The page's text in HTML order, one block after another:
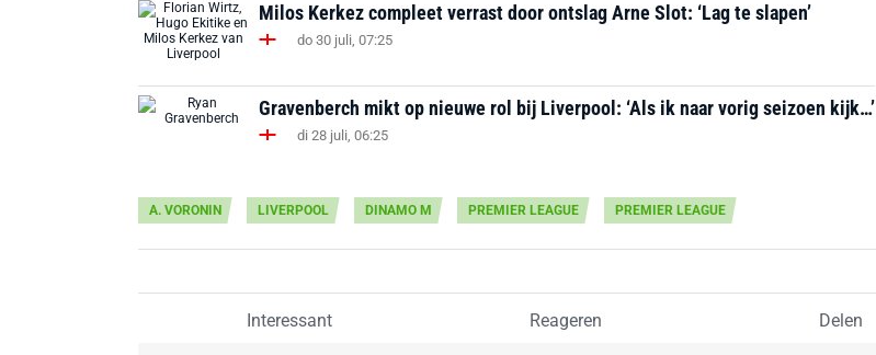
Milos Kerkez compleet verrast door ontslag Arne Slot: ‘Lag te slapen’
do 30 juli, 07:25
Gravenberch mikt op nieuwe rol bij Liverpool: ‘Als ik naar vorig seizoen kijk…’
di 28 juli, 06:25
A. VORONIN LIVERPOOL DINAMO M PREMIER LEAGUE PREMIER LEAGUE
Interessant Reageren Delen